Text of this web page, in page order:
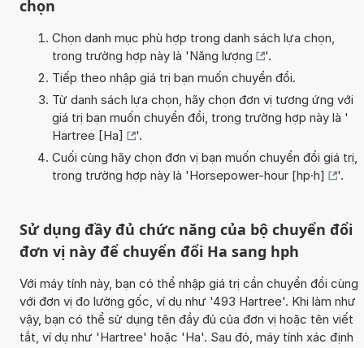
chọn
Chọn danh mục phù hợp trong danh sách lựa chọn,
trong trường hợp này là 'Năng lượng
'.
Tiếp theo nhập giá trị bạn muốn chuyển đổi.
Từ danh sách lựa chọn, hãy chọn đơn vị tương ứng với
giá trị bạn muốn chuyển đổi, trong trường hợp này là '
Hartree [Ha]
'.
Cuối cùng hãy chọn đơn vị bạn muốn chuyển đổi giá trị,
trong trường hợp này là 'Horsepower-hour [hp·h] '.
Sử dụng đầy đủ chức năng của bộ chuyển đổi
đơn vị này để chuyển đổi Ha sang hph
Với máy tính này, bạn có thể nhập giá trị cần chuyển đổi cùng
với đơn vị đo lường gốc, ví dụ như '493 Hartree'. Khi làm như
vậy, bạn có thể sử dụng tên đầy đủ của đơn vị hoặc tên viết
tắt, ví dụ như 'Hartree' hoặc 'Ha'. Sau đó, máy tính xác định